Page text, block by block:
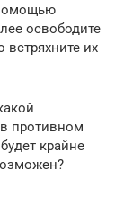
освободите
встряхните их
противном
крайне